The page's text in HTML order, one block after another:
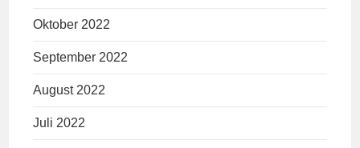
Oktober 2022
September 2022
August 2022
Juli 2022